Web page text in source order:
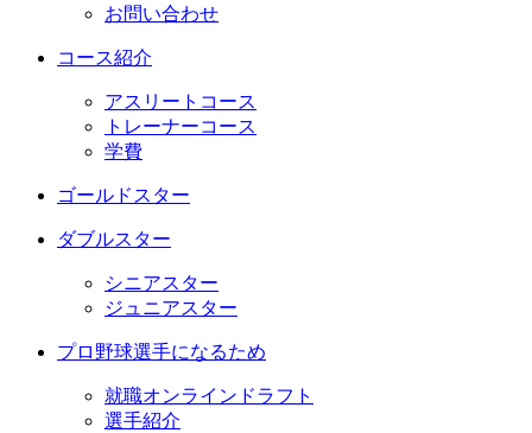
お問い合わせ
コース紹介
アスリートコース
トレーナーコース
学費
ゴールドスター
ダブルスター
シニアスター
ジュニアスター
プロ野球選手になるため
就職オンラインドラフト
選手紹介